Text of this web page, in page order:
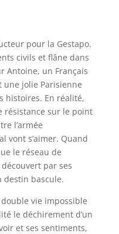
pour la Gestapo.
civils et flâne dans
Antoine, un Français
une jolie Parisienne
histoires. En réalité,
résistance sur le point
l’armée
vont s’aimer. Quand
le réseau de
par ses
destin bascule.
vie impossible
le déchirement d’un
et ses sentiments,